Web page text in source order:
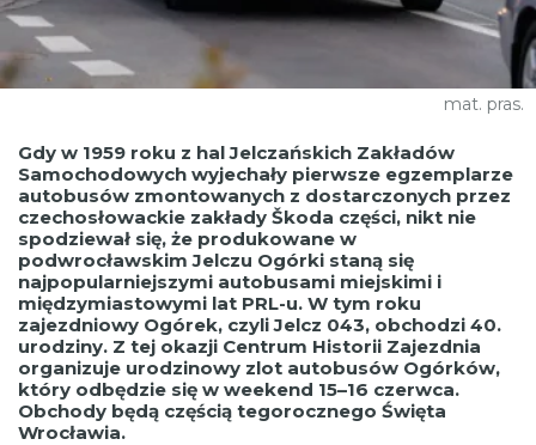
mat. pras.
Gdy w 1959 roku z hal Jelczańskich Zakładów
Samochodowych wyjechały pierwsze egzemplarze
autobusów zmontowanych z dostarczonych przez
czechosłowackie zakłady Škoda części, nikt nie
spodziewał się, że produkowane w
podwrocławskim Jelczu Ogórki staną się
najpopularniejszymi autobusami miejskimi i
międzymiastowymi lat PRL-u. W tym roku
zajezdniowy Ogórek, czyli Jelcz 043, obchodzi 40.
urodziny. Z tej okazji Centrum Historii Zajezdnia
organizuje urodzinowy zlot autobusów Ogórków,
który odbędzie się w weekend 15–16 czerwca.
Obchody będą częścią tegorocznego Święta
Wrocławia.